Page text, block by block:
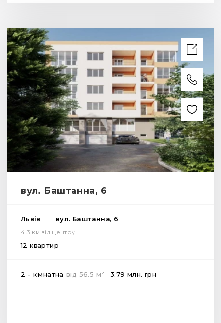
вул. Баштанна, 6
Львів вул. Баштанна, 6
4.3 км від центру
12 квартир
2 - кімнатна від 56.5 м 2 3.79 млн. грн